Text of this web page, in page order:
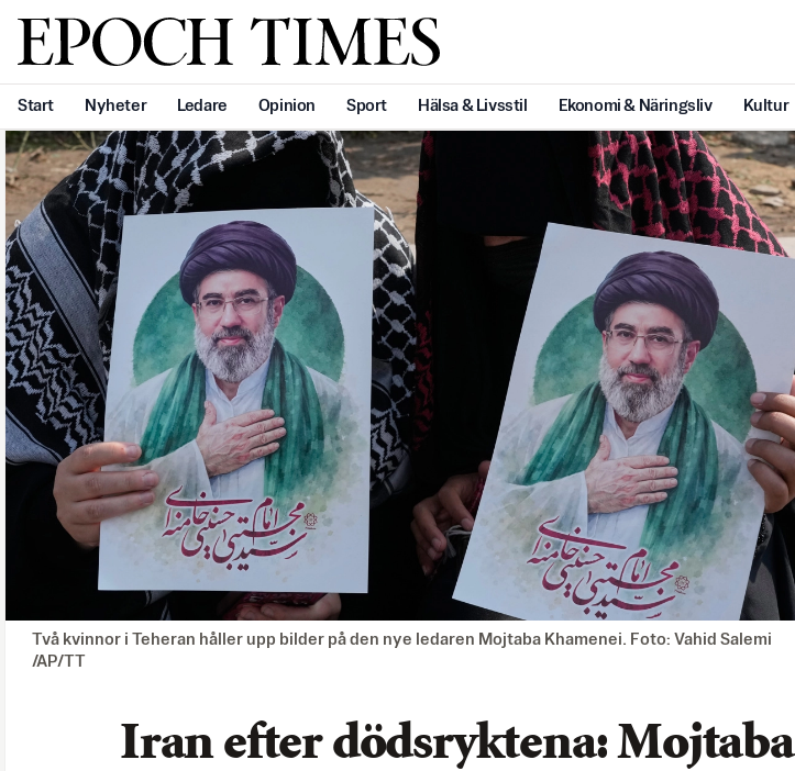
Svenska Epoch Times
Start Nyheter Ledare Opinion Sport Hälsa & Livsstil Ekonomi & Näringsliv Kultur
Två kvinnor i Teheran håller upp bilder på den nye ledaren Mojtaba Khamenei. Foto: Vahid Salemi
/AP/TT
Iran efter dödsryktena: Mojtaba